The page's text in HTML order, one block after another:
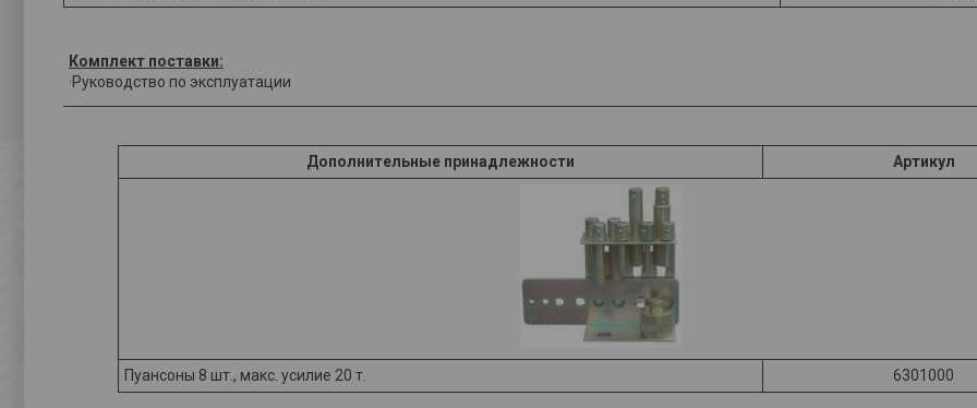
Комплект поставки:
·Руководство по эксплуатации
Дополнительные принадлежности Артикул
Пуансоны 8 шт., макс. усилие 20 т. 6301000